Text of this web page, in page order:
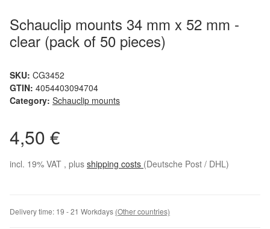
Schauclip mounts 34 mm x 52 mm -
clear (pack of 50 pieces)
SKU: CG3452
GTIN: 4054403094704
Category: Schauclip mounts
4,50 €
incl. 19% VAT , plus shipping costs (Deutsche Post / DHL)
Delivery time: 19 - 21 Workdays (Other countries)